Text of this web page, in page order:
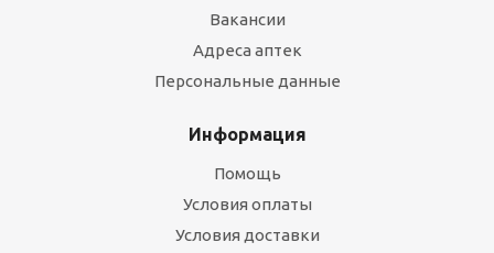
Вакансии
Адреса аптек
Персональные данные
Информация
Помощь
Условия оплаты
Условия доставки